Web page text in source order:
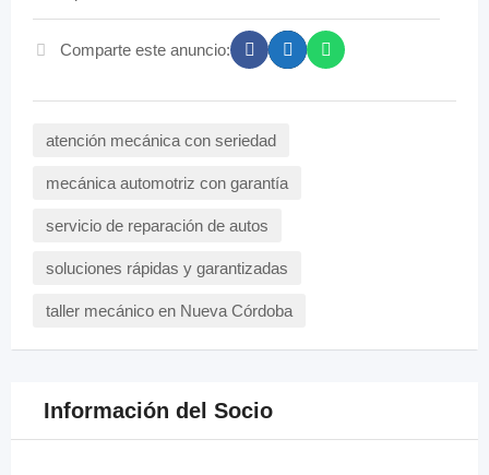
Comparte este anuncio:
atención mecánica con seriedad
mecánica automotriz con garantía
servicio de reparación de autos
soluciones rápidas y garantizadas
taller mecánico en Nueva Córdoba
Información del Socio